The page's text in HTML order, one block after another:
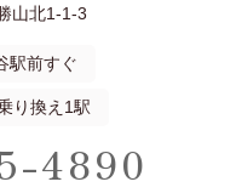
山北1-1-3
駅前すぐ
り換え1駅
4890